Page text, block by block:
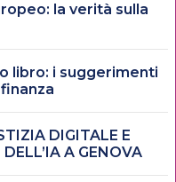
la verità sulla
libro: i suggerimenti
DIGITALE E
A GENOVA